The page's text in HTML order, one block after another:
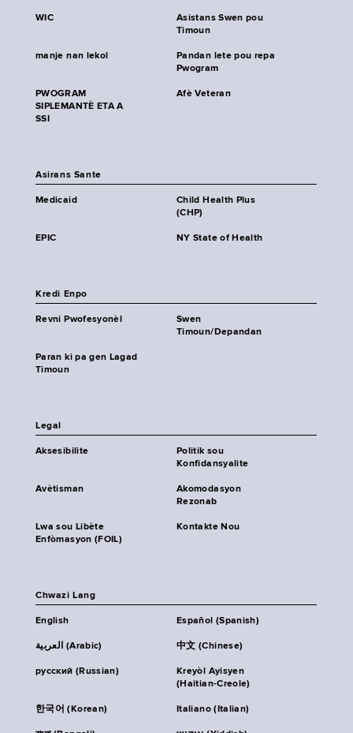
WIC
Asistans Swen pou
Timoun
manje nan lekol
Pandan lete pou repa
Pwogram
PWOGRAM
SIPLEMANTÈ ETA A
SSI
Afè Veteran
Asirans Sante
Medicaid
Child Health Plus
(CHP)
EPIC NY State of Health
Kredi Enpo
Revni Pwofesyonèl
Swen
Timoun/Depandan
Paran ki pa gen Lagad
Timoun
Legal
Aksesibilite
Politik sou
Konfidansyalite
Avètisman
Akomodasyon
Rezonab
Lwa sou Libète
Enfòmasyon (FOIL)
Kontakte Nou
Chwazi Lang
English Español (Spanish)
العربية (Arabic) 中文 (Chinese)
русский (Russian)
Kreyòl Ayisyen
(Haitian-Creole)
한국어 (Korean) Italiano (Italian)